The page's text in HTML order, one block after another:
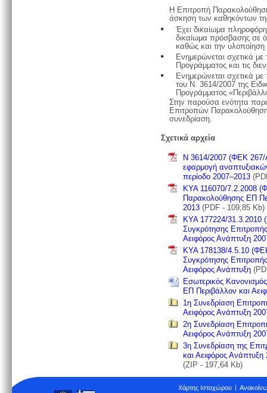
Η Επιτροπή
άσκηση των καθηκόντων
Έχει δικαίωμα
δικαίωμα πρόσβασης σε
καθώς και την
Ενημερώνεται σχετικά με
Προγράμματος και τις
Ενημερώνεται σχετικά
του Ν. 3614/2007 της
Προγράμματος
Στην παρούσα ενότητα
Επιτροπών
συνεδρίαση.
Σχετικά αρχεία
Ν 3614/2007 (ΦΕΚ 267/
εφαρμογή
περίοδο 2007–2013
ΚΥΑ 116070/7.2.2008
Παρακολούθησης ΕΠ
2013 (PDF - 109,85 Kb)
ΚΥΑ 177224/31.3.2010
Συγκρότησης
Αειφόρος Ανάπτυξη
ΚΥΑ 178138/4.5.10
Συγκρότησης
Αειφόρος Ανάπτυξη
Εσωτερικός
ΕΠ Περιβάλλον και
1η Συνεδρίαση
Αειφόρος Ανάπτυξη
2η Συνεδρίαση
Αειφόρος Ανάπτυξη
3η Συνεδρίαση της
και Αειφόρος
(ZIP - 197,64 Kb)
Χάρτης Ιστοχώρου